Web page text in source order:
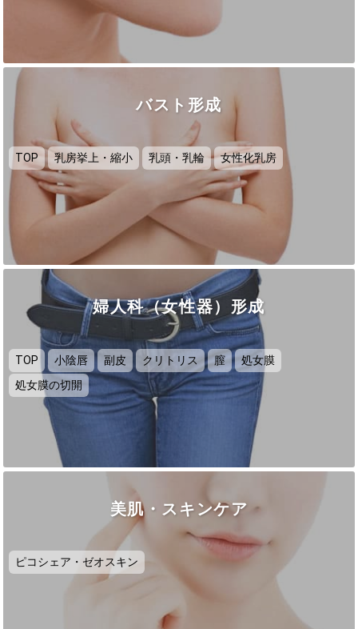
バスト形成
TOP 乳房挙上・縮小 乳頭・乳輪 女性化乳房
婦人科（女性器）形成
TOP 小陰唇 副皮 クリトリス 膣
処女膜
処女膜の切開
美肌・スキンケア
ピコシェア・ゼオスキン